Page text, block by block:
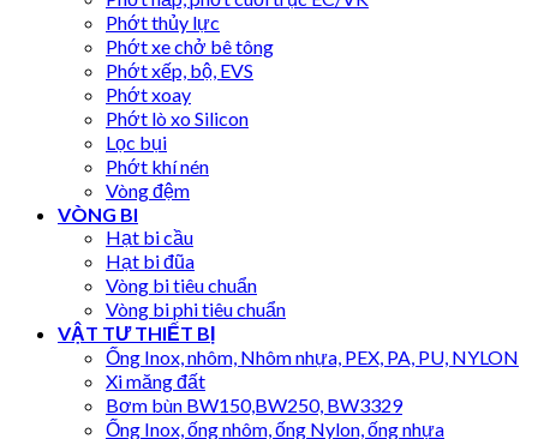
Phớt thủy lực
Phớt xe chở bê tông
Phớt xếp, bộ, EVS
Phớt xoay
Phớt lò xo Silicon
Lọc bụi
Phớt khí nén
Vòng đệm
VÒNG BI
Hạt bi cầu
Hạt bi đũa
Vòng bi tiêu chuẩn
Vòng bi phi tiêu chuẩn
VẬT TƯ THIẾT BỊ
Ống Inox, nhôm, Nhôm nhựa, PEX, PA, PU, NYLON
Xi măng đất
Bơm bùn BW150,BW250, BW3329
Ống Inox, ống nhôm, ống Nylon, ống nhựa